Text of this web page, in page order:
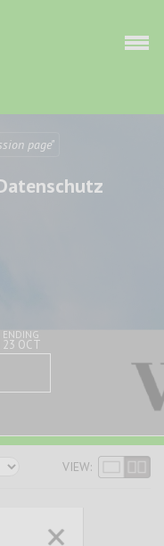
page"
ENDING
23 OCT
VIEW: